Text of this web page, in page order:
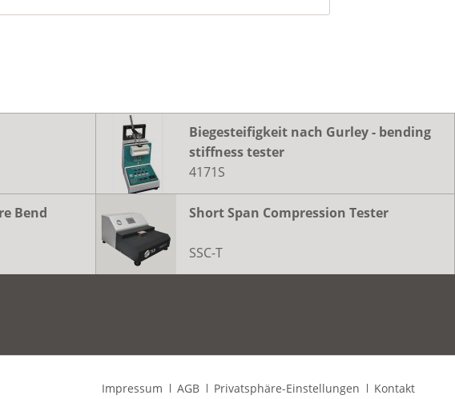
Biegesteifigkeit nach Gurley - bending
stiffness tester
4171S
Short Span Compression Tester
SSC-T
Navigation
Impressum AGB Privatsphäre-Einstellungen Kontakt